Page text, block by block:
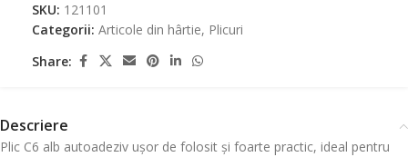
SKU: 121101
Categorii: Articole din hârtie, Plicuri
Share:
Descriere
Plic C6 alb autoadeziv ușor de folosit și foarte practic, ideal pentru